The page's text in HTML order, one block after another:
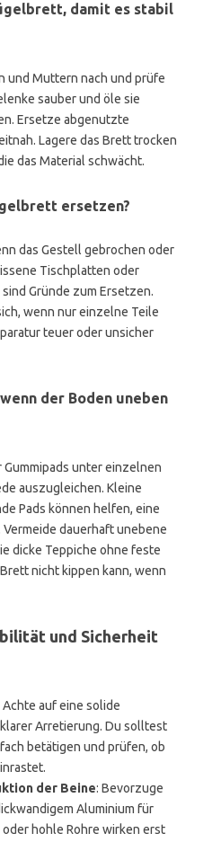
damit es stabil
und Muttern nach und prüfe
sauber und öle sie
Ersetze abgenutzte
Lagere das Brett trocken
das Material schwächt.
ersetzen?
das Gestell gebrochen oder
Tischplatten oder
Gründe zum Ersetzen.
wenn nur einzelne Teile
teuer oder unsicher
der Boden uneben
unter einzelnen
auszugleichen. Kleine
Pads können helfen, eine
dauerhaft unebene
dicke Teppiche ohne feste
nicht kippen kann, wenn
und Sicherheit
Achte auf eine solide
Arretierung. Du solltest
betätigen und prüfen, ob
der Beine: Bevorzuge
Aluminium für
hohle Rohre wirken erst